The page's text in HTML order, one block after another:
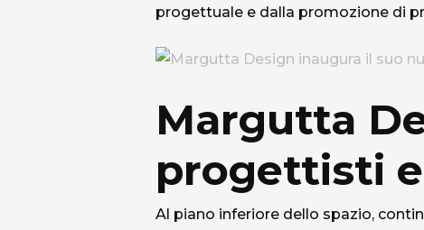
progettuale e dalla promozione di
Margutta
progettisti
Al piano inferiore dello spazio,